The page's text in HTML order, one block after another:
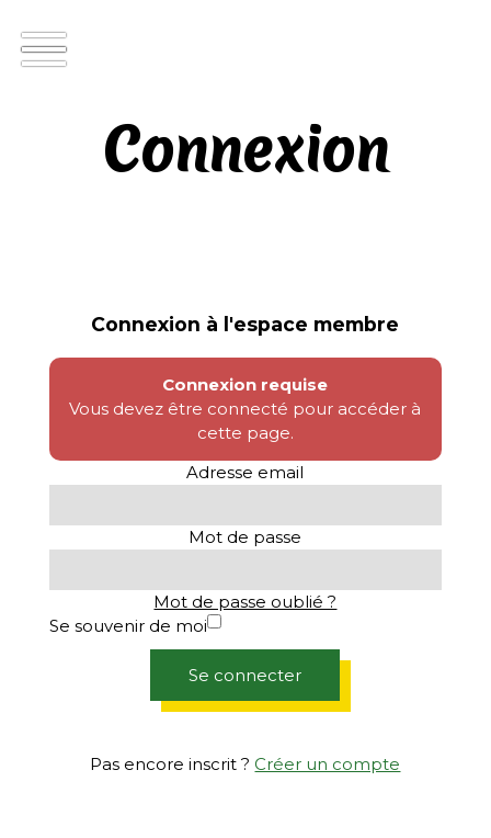
Connexion
Connexion à l'espace membre
Connexion requise
Vous devez être connecté pour accéder à
cette page.
Adresse email
Mot de passe
Mot de passe oublié ?
Se souvenir de moi
Se connecter
Pas encore inscrit ? Créer un compte